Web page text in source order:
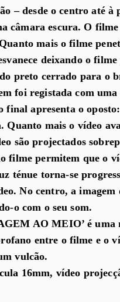
– desde o centro até à
câmara escura. O
mais o filme
deixando o
preto cerrado para o
foi registada com
apresenta o
mais o vídeo
são projectados
filme permitem que o
ténue torna-se
No centro, a
o com o seu som.
AO MEIO’ é uma
entre o filme e o
vulcão.
16mm, vídeo